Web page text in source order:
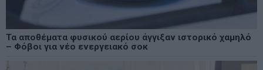
Τα αποθέματα φυσικού αερίου άγγιξαν ιστορικό χαμηλό
– Φόβοι για νέο ενεργειακό σοκ